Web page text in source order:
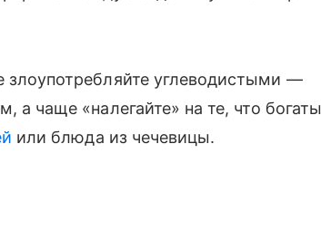
злоупотребляйте углеводистыми —
чаще «налегайте» на те, что богаты
̆ или блюда из чечевицы.